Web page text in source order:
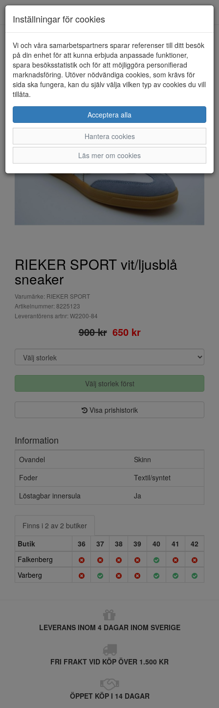
HEM RIEKER SPORT
RIEKER SPORT vit/ljusblå
sneaker
Varumärke: RIEKER SPORT
Artikelnummer: 8225123
Leverantörens artnr: W2200-84
900 kr 650 kr
Välj storlek först
Visa prishistorik
Information
Ovandel
Skinn
Foder
Textil/syntet
Löstagbar innersula
Ja
Finns i 2 av 2 butiker
Butik
36 37 38 39 40 41
42
Falkenberg
Varberg
LEVERANS INOM 4 DAGAR INOM SVERIGE
FRI FRAKT VID KÖP ÖVER 1.500 KR
ÖPPET KÖP I 14 DAGAR
Inställningar för cookies
Vi och våra samarbetspartners sparar referenser till ditt besök
på din enhet för att kunna erbjuda anpassade funktioner,
spara besöksstatistik och för att möjliggöra personifierad
marknadsföring. Utöver nödvändiga cookies, som krävs för
sida ska fungera, kan du själv välja vilken typ av cookies du vill
tillåta.
Acceptera alla
Hantera cookies
Läs mer om cookies